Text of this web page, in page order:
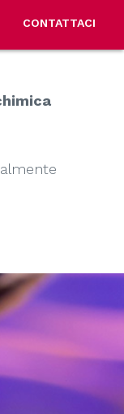
CONTATTACI